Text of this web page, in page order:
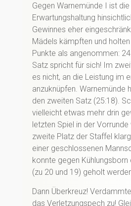
Gegen Warnemünde I ist die
Erwartungshaltung
Gewinnes eher
Mädels kämpften und
Punkte als angenommen:
Satz spricht für sich! Im
es nicht, an die Leistung im
anzuknüpfen. Warnemünde
den zweiten Satz (25:18).
vielleicht etwas mehr drin
letzten Spiel in der
zweite Platz der Staffel
einer geschlossenen
konnte gegen Kühlungsborn
(zu 20 und 19) geholt
Dann Überkreuz!
das Verletzungspech zu!